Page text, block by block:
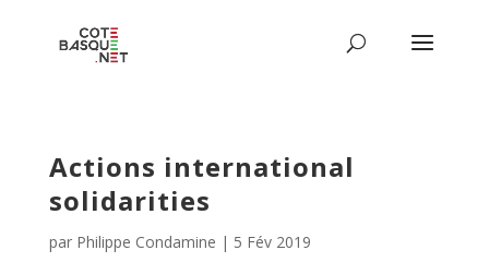
Actions international
solidarities
par Philippe Condamine | 5 Fév 2019